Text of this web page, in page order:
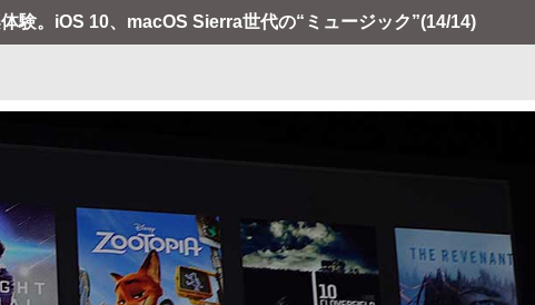
験。iOS 10、macOS Sierra世代の“ミュージック”(14/14)